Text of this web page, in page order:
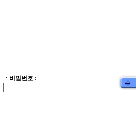
ㆍ비밀번호 :